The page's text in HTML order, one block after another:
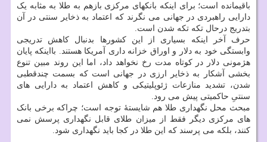
باقیمانده است؛ برای اینکه بانکهای مرکزی بازهم به طلا به مثابه یک
دارایی راهبردی در جهانی می نگرند که اعتماد به ذخایر سنتی در آن
بتدریج درحال تکه تکه شدن است.
حرف آخر اینکه بسیاری از این کشورها بدنبال کاهش تدریجی
وابستگی خود به دلار و اوراق خزانه داری آمریکا هستند. بااینکه پایان
هژمونی دلار در کوتاه مدت رخ نخواهد داد، اما این روند مبین تنوع
بخشی آشکار به ذخایر ارزی در جهانی است که بسمت چندقطبی
شدن، تشدید منازعات ژئوپلیتیکی و کاهش اعتماد به دارایی های
سنتیِ حاکمیتی پیش می رود.
مبحث محل نگهداری طلا هم شایستهٔ توجه است؛ چراکه برخی بانک
های مرکزی دیگر فقط از میزان طلای قابل نگهداری پرسش نمی
کنند، بلکه می پرسند که این طلا در کجا باید نگهداری شود.